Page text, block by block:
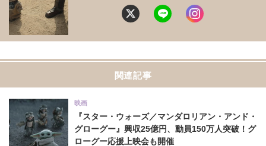
関連記事
『スター・ウォーズ／マンダロリアン・アンド・
グローグー』興収25億円、動員150万人突破！グ
ローグー応援上映会も開催
映画